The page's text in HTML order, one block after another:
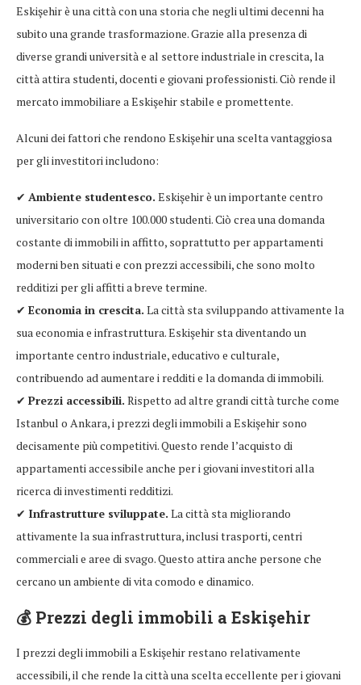
Eskişehir è una città con una storia che negli ultimi decenni ha
subito una grande trasformazione. Grazie alla presenza di
diverse grandi università e al settore industriale in crescita, la
città attira studenti, docenti e giovani professionisti. Ciò rende il
mercato immobiliare a Eskişehir stabile e promettente.
Alcuni dei fattori che rendono Eskişehir una scelta vantaggiosa
per gli investitori includono:
✔ Ambiente studentesco. Eskişehir è un importante centro
universitario con oltre 100.000 studenti. Ciò crea una domanda
costante di immobili in affitto, soprattutto per appartamenti
moderni ben situati e con prezzi accessibili, che sono molto
redditizi per gli affitti a breve termine.
✔ Economia in crescita. La città sta sviluppando attivamente la
sua economia e infrastruttura. Eskişehir sta diventando un
importante centro industriale, educativo e culturale,
contribuendo ad aumentare i redditi e la domanda di immobili.
✔ Prezzi accessibili. Rispetto ad altre grandi città turche come
Istanbul o Ankara, i prezzi degli immobili a Eskişehir sono
decisamente più competitivi. Questo rende l’acquisto di
appartamenti accessibile anche per i giovani investitori alla
ricerca di investimenti redditizi.
✔ Infrastrutture sviluppate. La città sta migliorando
attivamente la sua infrastruttura, inclusi trasporti, centri
commerciali e aree di svago. Questo attira anche persone che
cercano un ambiente di vita comodo e dinamico.
💰 Prezzi degli immobili a Eskişehir
I prezzi degli immobili a Eskişehir restano relativamente
accessibili, il che rende la città una scelta eccellente per i giovani